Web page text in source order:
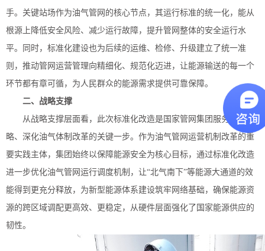
手。关键站场作为油气管网的核心节点，其运行标准的统一化，能从
根源上降低安全风险、减少运行故障，提升管网整体的安全运行水
平。同时，标准化建设也为后续的运维、检修、升级建立了统一准
则，推动管网运营管理向精细化、规范化迈进，让能源输送的每一个
环节都有章可循，为人民群众的能源需求提供可靠保障。
二、 战略支撑
从战略支撑层面看，此次标准化改造是国家管网集团服务国家战
略、深化油气体制改革的关键一步。作为油气管网运营机制改革的重
要实践主体，集团始终以保障能源安全为核心目标，通过标准化改造
进一步优化油气管网运行调度机制，让“北气南下”等能源大通道的效
能得到更充分释放，为新型能源体系建设筑牢网络基础，确保能源资
源的跨区域调配更高效、更稳定，从硬件层面强化了国家能源供应的
韧性。